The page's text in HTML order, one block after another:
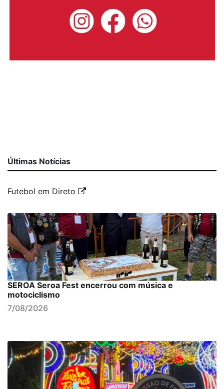
Últimas Notícias
Futebol em Direto
SEROA Seroa Fest encerrou com música e
motociclismo
7/08/2026